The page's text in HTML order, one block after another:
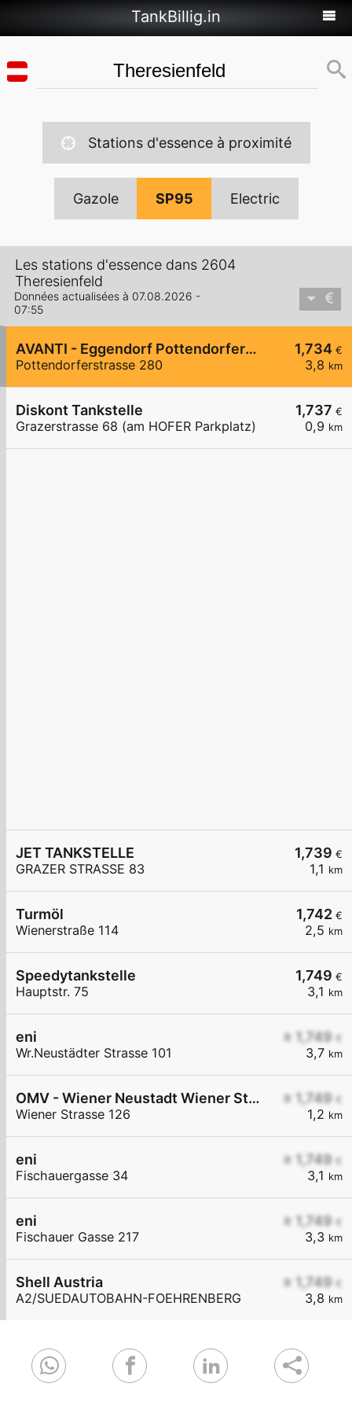
TankBillig.in
Stations d'essence à proximité
Gazole SP95 Electric
Les stations d'essence dans 2604
Theresienfeld
Données actualisées à 07.08.2026 -
07:55
1,734 €
3,8 km
AVANTI - Eggendorf Pottendorferstraße 280
Pottendorferstrasse 280
1,737 €
0,9 km
Diskont Tankstelle
Grazerstrasse 68 (am HOFER Parkplatz)
1,739 €
1,1 km
JET TANKSTELLE
GRAZER STRASSE 83
1,742 €
2,5 km
Turmöl
Wienerstraße 114
1,749 €
3,1 km
Speedytankstelle
Hauptstr. 75
≥ 1,749 €
3,7 km
eni
Wr.Neustädter Strasse 101
≥ 1,749 €
1,2 km
OMV - Wiener Neustadt Wiener Straße 126
Wiener Strasse 126
≥ 1,749 €
3,1 km
eni
Fischauergasse 34
≥ 1,749 €
3,3 km
eni
Fischauer Gasse 217
≥ 1,749 €
3,8 km
Shell Austria
A2/SUEDAUTOBAHN-FOEHRENBERG